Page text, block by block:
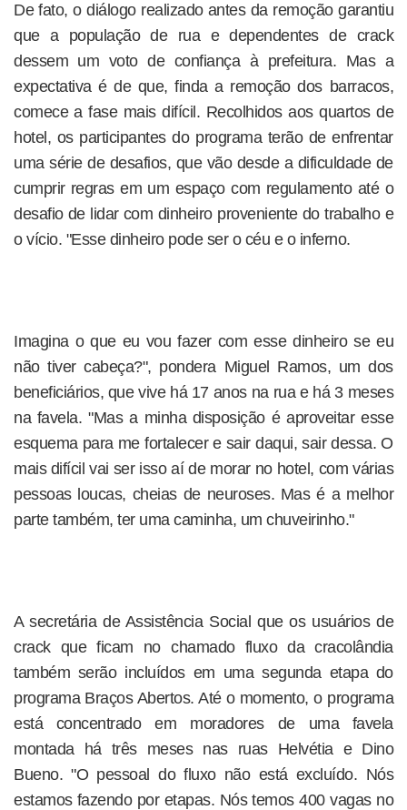
De fato, o diálogo realizado antes da remoção garantiu
que a população de rua e dependentes de crack
dessem um voto de confiança à prefeitura. Mas a
expectativa é de que, finda a remoção dos barracos,
comece a fase mais difícil. Recolhidos aos quartos de
hotel, os participantes do programa terão de enfrentar
uma série de desafios, que vão desde a dificuldade de
cumprir regras em um espaço com regulamento até o
desafio de lidar com dinheiro proveniente do trabalho e
o vício. "Esse dinheiro pode ser o céu e o inferno.
Imagina o que eu vou fazer com esse dinheiro se eu
não tiver cabeça?", pondera Miguel Ramos, um dos
beneficiários, que vive há 17 anos na rua e há 3 meses
na favela. "Mas a minha disposição é aproveitar esse
esquema para me fortalecer e sair daqui, sair dessa. O
mais difícil vai ser isso aí de morar no hotel, com várias
pessoas loucas, cheias de neuroses. Mas é a melhor
parte também, ter uma caminha, um chuveirinho."
A secretária de Assistência Social que os usuários de
crack que ficam no chamado fluxo da cracolândia
também serão incluídos em uma segunda etapa do
programa Braços Abertos. Até o momento, o programa
está concentrado em moradores de uma favela
montada há três meses nas ruas Helvétia e Dino
Bueno. "O pessoal do fluxo não está excluído. Nós
estamos fazendo por etapas. Nós temos 400 vagas no